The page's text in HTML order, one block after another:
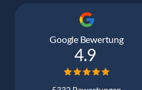
Google Bewertung
4.9